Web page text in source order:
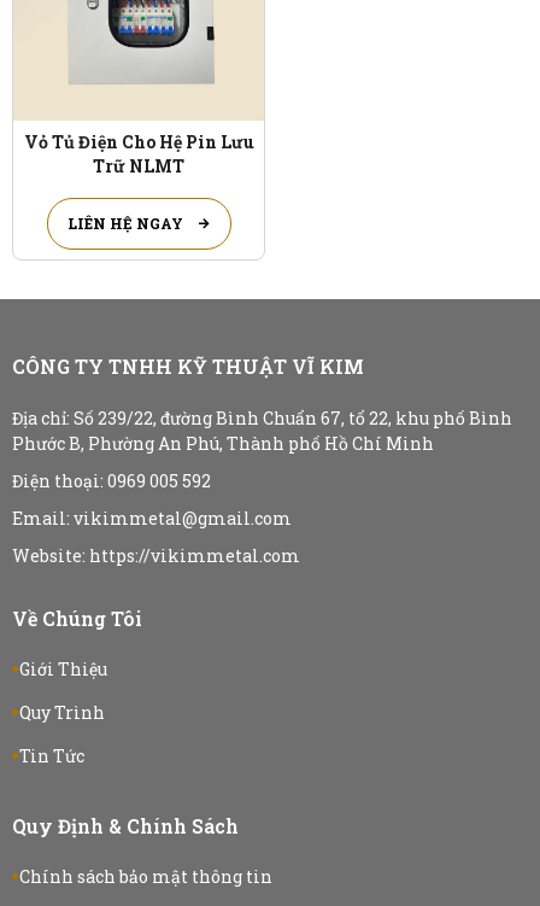
Vỏ Tủ Điện Cho Hệ Pin Lưu
Trữ NLMT
LIÊN HỆ NGAY
CÔNG TY TNHH KỸ THUẬT VĨ KIM
Địa chỉ: Số 239/22, đường Bình Chuẩn 67, tổ 22, khu phố Bình
Phước B, Phường An Phú, Thành phố Hồ Chí Minh
Điện thoại: 0969 005 592
Email: vikimmetal@gmail.com
Website: https://vikimmetal.com
Về Chúng Tôi
Giới Thiệu
Quy Trình
Tin Tức
Quy Định & Chính Sách
Chính sách bảo mật thông tin